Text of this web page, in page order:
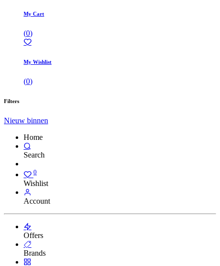
My Cart
(0)
My Wishlist
(0)
Filters
Nieuw binnen
Home
Search
0
Wishlist
Account
Offers
Brands